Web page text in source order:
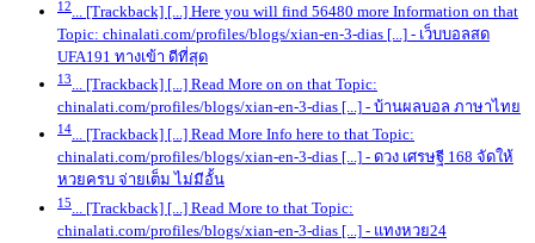
12
... [Trackback] [...] Here you will find 56480 more Information on that
Topic: chinalati.com/profiles/blogs/xian-en-3-dias [...] - เว็บบอลสด
UFA191 ทางเข้า ดีที่สุด
13... [Trackback] [...] Read More on on that Topic:
chinalati.com/profiles/blogs/xian-en-3-dias [...] - บ้านผลบอล ภาษาไทย
14... [Trackback] [...] Read More Info here to that Topic:
chinalati.com/profiles/blogs/xian-en-3-dias [...] - ดวง เศรษฐี 168 จัดให้
หวยครบ จ่ายเต็ม ไม่มีอั้น
15
... [Trackback] [...] Read More to that Topic:
chinalati.com/profiles/blogs/xian-en-3-dias [...] - แทงหวย24